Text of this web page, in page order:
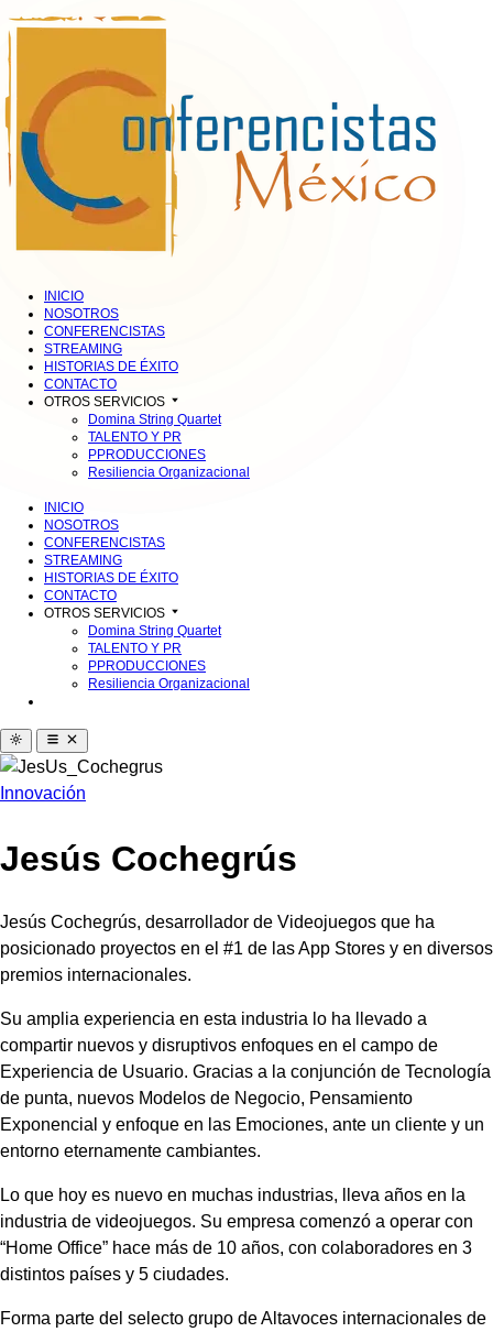
INICIO
NOSOTROS
CONFERENCISTAS
STREAMING
HISTORIAS DE ÉXITO
CONTACTO
OTROS SERVICIOS
Domina String Quartet
TALENTO Y PR
PPRODUCCIONES
Resiliencia Organizacional
INICIO
NOSOTROS
CONFERENCISTAS
STREAMING
HISTORIAS DE ÉXITO
CONTACTO
OTROS SERVICIOS
Domina String Quartet
TALENTO Y PR
PPRODUCCIONES
Resiliencia Organizacional
Innovación
Jesús Cochegrús
Jesús Cochegrús, desarrollador de Videojuegos que ha
posicionado proyectos en el #1 de las App Stores y en diversos
premios internacionales.
Su amplia experiencia en esta industria lo ha llevado a
compartir nuevos y disruptivos enfoques en el campo de
Experiencia de Usuario. Gracias a la conjunción de Tecnología
de punta, nuevos Modelos de Negocio, Pensamiento
Exponencial y enfoque en las Emociones, ante un cliente y un
entorno eternamente cambiantes.
Lo que hoy es nuevo en muchas industrias, lleva años en la
industria de videojuegos. Su empresa comenzó a operar con
“Home Office” hace más de 10 años, con colaboradores en 3
distintos países y 5 ciudades.
Forma parte del selecto grupo de Altavoces internacionales de